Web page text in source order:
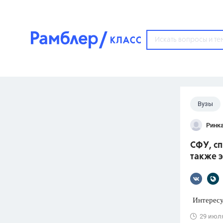
Популярные темы
ОГЭ
ФИПИ
ответов
Вузы
СФУ,
также
29